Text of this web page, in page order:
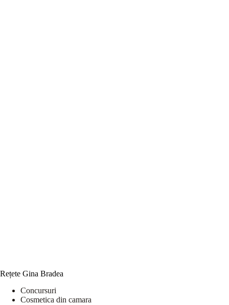
Rețete Gina Bradea
Concursuri
Cosmetica din camara